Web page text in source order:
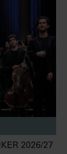
2026/27